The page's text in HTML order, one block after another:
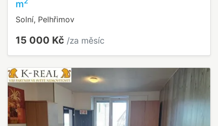
m
Solní, Pelhřimov
15 000 Kč /za měsíc